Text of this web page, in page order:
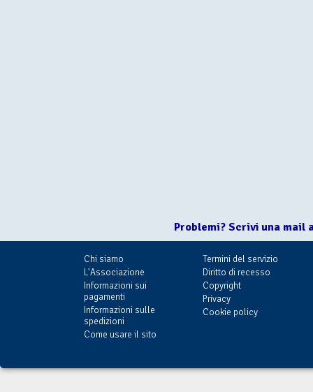
Problemi? Scrivi una mail
Chi siamo
L'Associazione
Informazioni sui
pagamenti
Informazioni sulle
spedizioni
Come usare il sito
Termini del servizio
Diritto di recesso
Copyright
Privacy
Cookie policy